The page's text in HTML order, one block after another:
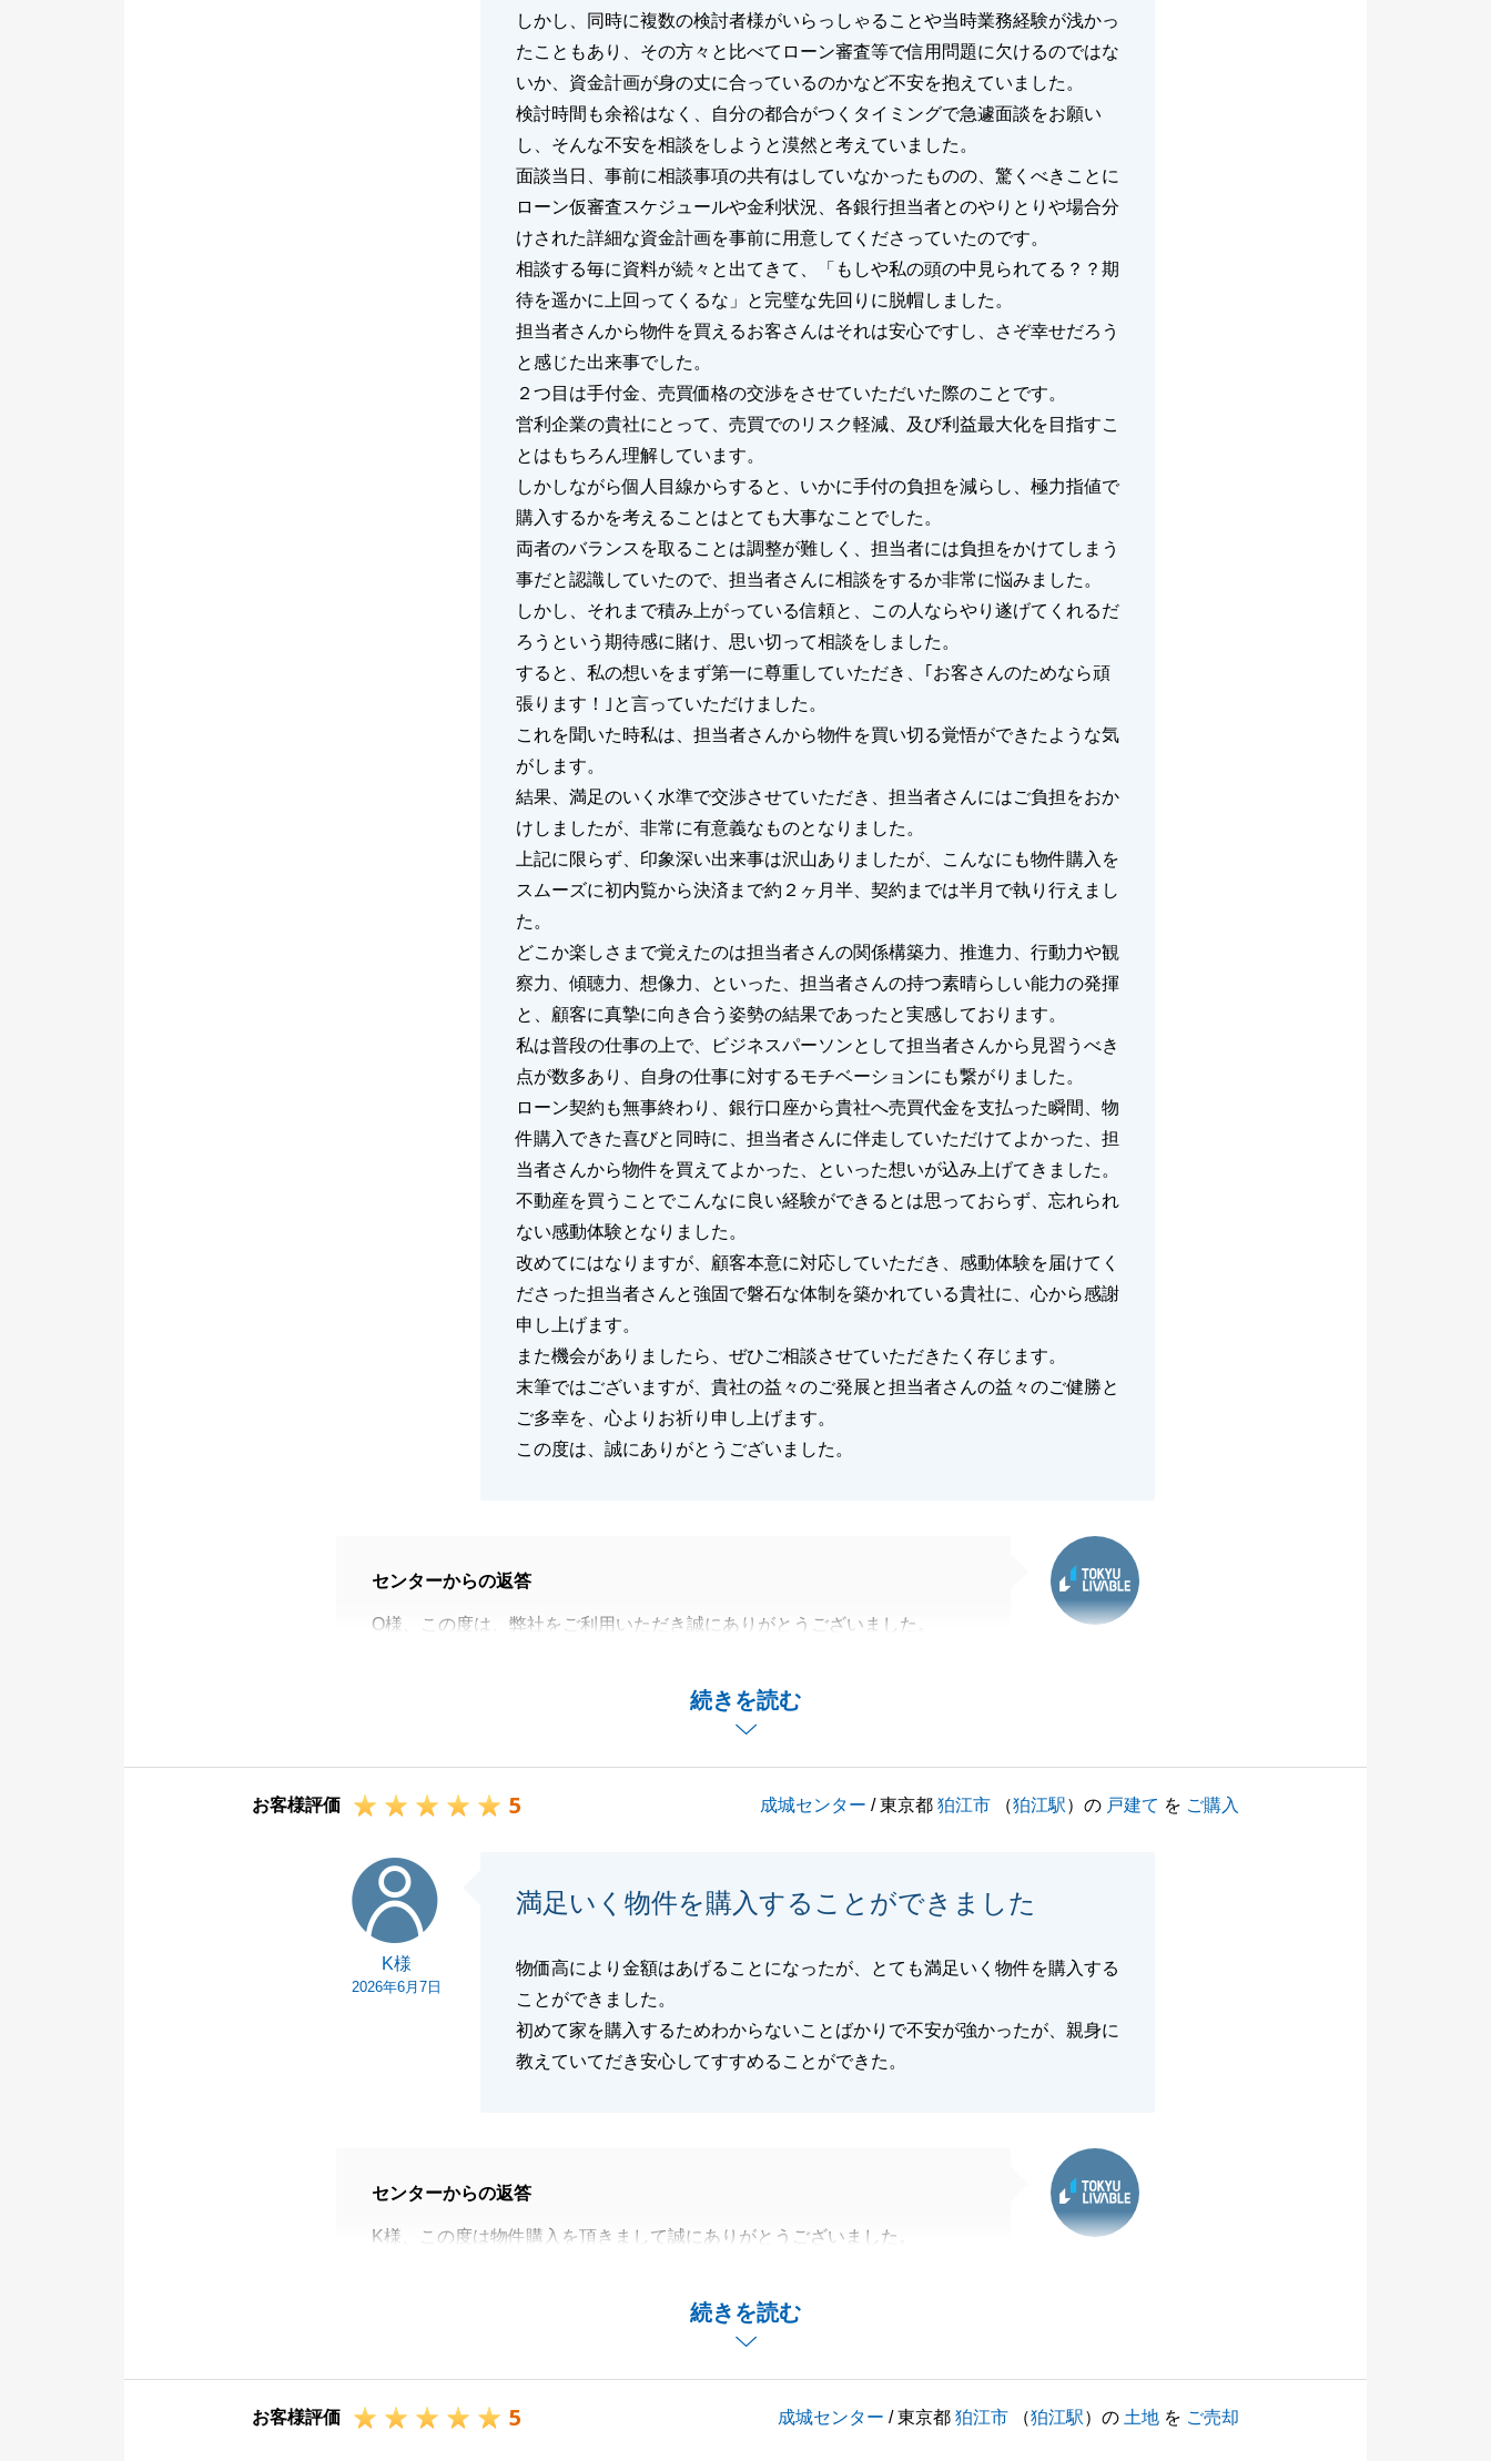
しかし、同時に複数の検討者様がいらっしゃることや当時業務経験が浅かっ
たこともあり、その方々と比べてローン審査等で信用問題に欠けるのではな
いか、資金計画が身の丈に合っているのかなど不安を抱えていました。
検討時間も余裕はなく、自分の都合がつくタイミングで急遽面談をお願い
し、そんな不安を相談をしようと漠然と考えていました。
面談当日、事前に相談事項の共有はしていなかったものの、驚くべきことに
ローン仮審査スケジュールや金利状況、各銀行担当者とのやりとりや場合分
けされた詳細な資金計画を事前に用意してくださっていたのです。
相談する毎に資料が続々と出てきて、「もしや私の頭の中見られてる？？期
待を遥かに上回ってくるな」と完璧な先回りに脱帽しました。
担当者さんから物件を買えるお客さんはそれは安心ですし、さぞ幸せだろう
と感じた出来事でした。
２つ目は手付金、売買価格の交渉をさせていただいた際のことです。
営利企業の貴社にとって、売買でのリスク軽減、及び利益最大化を目指すこ
とはもちろん理解しています。
しかしながら個人目線からすると、いかに手付の負担を減らし、極力指値で
購入するかを考えることはとても大事なことでした。
両者のバランスを取ることは調整が難しく、担当者には負担をかけてしまう
事だと認識していたので、担当者さんに相談をするか非常に悩みました。
しかし、それまで積み上がっている信頼と、この人ならやり遂げてくれるだ
ろうという期待感に賭け、思い切って相談をしました。
すると、私の想いをまず第一に尊重していただき、｢お客さんのためなら頑
張ります！｣と言っていただけました。
これを聞いた時私は、担当者さんから物件を買い切る覚悟ができたような気
がします。
結果、満足のいく水準で交渉させていただき、担当者さんにはご負担をおか
けしましたが、非常に有意義なものとなりました。
上記に限らず、印象深い出来事は沢山ありましたが、こんなにも物件購入を
スムーズに初内覧から決済まで約２ヶ月半、契約までは半月で執り行えまし
た。
どこか楽しさまで覚えたのは担当者さんの関係構築力、推進力、行動力や観
察力、傾聴力、想像力、といった、担当者さんの持つ素晴らしい能力の発揮
と、顧客に真摯に向き合う姿勢の結果であったと実感しております。
私は普段の仕事の上で、ビジネスパーソンとして担当者さんから見習うべき
点が数多あり、自身の仕事に対するモチベーションにも繋がりました。
ローン契約も無事終わり、銀行口座から貴社へ売買代金を支払った瞬間、物
件購入できた喜びと同時に、担当者さんに伴走していただけてよかった、担
当者さんから物件を買えてよかった、といった想いが込み上げてきました。
不動産を買うことでこんなに良い経験ができるとは思っておらず、忘れられ
ない感動体験となりました。
改めてにはなりますが、顧客本意に対応していただき、感動体験を届けてく
ださった担当者さんと強固で磐石な体制を築かれている貴社に、心から感謝
申し上げます。
また機会がありましたら、ぜひご相談させていただきたく存じます。
末筆ではございますが、貴社の益々のご発展と担当者さんの益々のご健勝と
ご多幸を、心よりお祈り申し上げます。
この度は、誠にありがとうございました。
続きを読む
センターからの返答
O様、この度は、弊社をご利用いただき誠にありがとうございました。
何事もご丁寧に早急にご対応いただいたおかげで円滑に進めることができま
事がございましたらお気軽にご連絡下さいませ。
今後とも何卒よろしくお願い致します。
お客様評価 5 成城センター / 東京都狛江市 （狛江駅）の 戸建て を ご購入
K様
2026年6月7日
満足いく物件を購入することができました
物価高により金額はあげることになったが、とても満足いく物件を購入する
ことができました。
初めて家を購入するためわからないことばかりで不安が強かったが、親身に
教えていてだき安心してすすめることができた。
続きを読む
センターからの返答
K様、この度は物件購入を頂きまして誠にありがとうございました。
ご購入頂けた物件は総合的にとても良い物件で、無事にご購入を頂けた事が
かったと思います。
お客様評価 5 成城センター / 東京都狛江市 （狛江駅）の 土地 を ご売却